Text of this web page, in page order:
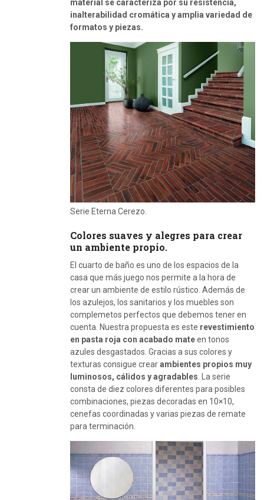
material se caracteriza por su resistencia,
inalterabilidad cromática y amplia variedad de
formatos y piezas.
Serie Eterna Cerezo.
Colores suaves y alegres para crear
un ambiente propio.
El cuarto de baño es uno de los espacios de la
casa que más juego nos permite a la hora de
crear un ambiente de estilo rústico. Además de
los azulejos, los sanitarios y los muebles son
complemetos perfectos que debemos tener en
cuenta. Nuestra propuesta es este revestimiento
en pasta roja con acabado mateen tonos
azules desgastados. Gracias a sus colores y
texturas consigue crearambientes propios muy
luminosos, cálidos y agradables. La serie
consta de diez colores diferentes para posibles
combinaciones, piezas decoradas en 10×10,
cenefas coordinadas y varias piezas de remate
para terminación.